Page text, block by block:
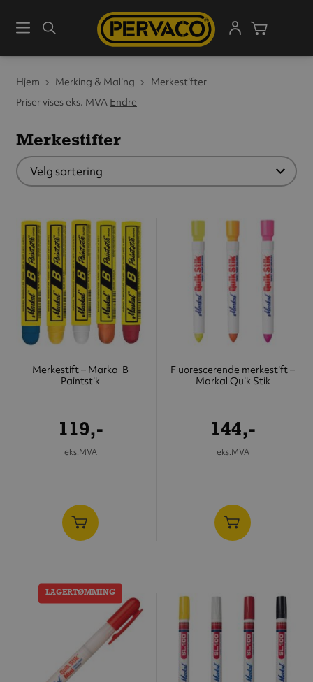
MenySøk
Hjem Merking & Maling
Merkestifter
Priser vises eks. MVA Endre
Merkestifter
Merkestift – Markal B
Paintstik
119,-
eks.MVA
Fluorescerende merkestift –
Markal Quik Stik
144,-
eks.MVA
LAGERTØMMING